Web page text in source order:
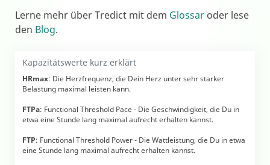
Lerne mehr über Tredict mit dem Glossar oder lese
den Blog.
Kapazitätswerte kurz erklärt
HRmax: Die Herzfrequenz, die Dein Herz unter sehr starker
Belastung maximal leisten kann.
FTPa: Functional Threshold Pace - Die Geschwindigkeit, die Du in
etwa eine Stunde lang maximal aufrecht erhalten kannst.
FTP: Functional Threshold Power - Die Wattleistung, die Du in etwa
eine Stunde lang maximal aufrecht erhalten kannst.